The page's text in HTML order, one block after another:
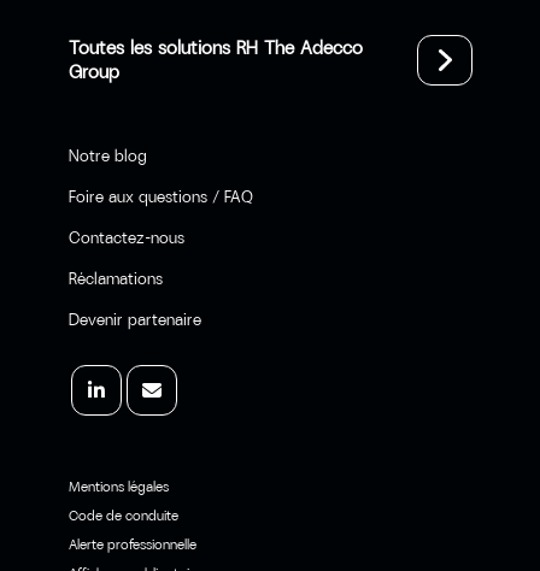
Toutes les solutions RH The Adecco
Group
Notre blog
Foire aux questions / FAQ
Contactez-nous
Réclamations
Devenir partenaire
Mentions légales
Code de conduite
Alerte professionnelle